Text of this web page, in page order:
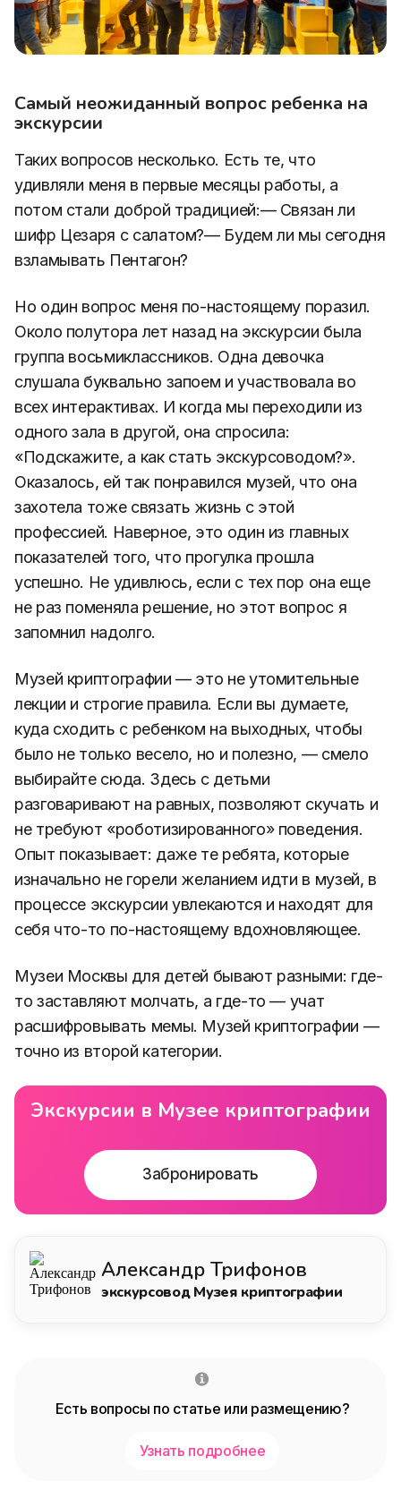
Самый неожиданный вопрос ребенка на
экскурсии
Таких вопросов несколько. Есть те, что
удивляли меня в первые месяцы работы, а
потом стали доброй традицией:— Связан ли
шифр Цезаря с салатом?— Будем ли мы сегодня
взламывать Пентагон?
Но один вопрос меня по-настоящему поразил.
Около полутора лет назад на экскурсии была
группа восьмиклассников. Одна девочка
слушала буквально запоем и участвовала во
всех интерактивах. И когда мы переходили из
одного зала в другой, она спросила:
«Подскажите, а как стать экскурсоводом?».
Оказалось, ей так понравился музей, что она
захотела тоже связать жизнь с этой
профессией. Наверное, это один из главных
показателей того, что прогулка прошла
успешно. Не удивлюсь, если с тех пор она еще
не раз поменяла решение, но этот вопрос я
запомнил надолго.
Музей криптографии — это не утомительные
лекции и строгие правила. Если вы думаете,
куда сходить с ребенком на выходных, чтобы
было не только весело, но и полезно, — смело
выбирайте сюда. Здесь с детьми
разговаривают на равных, позволяют скучать и
не требуют «роботизированного» поведения.
Опыт показывает: даже те ребята, которые
изначально не горели желанием идти в музей, в
процессе экскурсии увлекаются и находят для
себя что-то по-настоящему вдохновляющее.
Музеи Москвы для детей бывают разными: где-
то заставляют молчать, а где-то — учат
расшифровывать мемы. Музей криптографии —
точно из второй категории.
Экскурсии в Музее криптографии
Забронировать
Александр Трифонов
экскурсовод Музея криптографии
Есть вопросы по статье или размещению?
Узнать подробнее